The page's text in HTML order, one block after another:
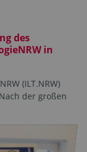
des
in
(ILT.NRW)
der großen